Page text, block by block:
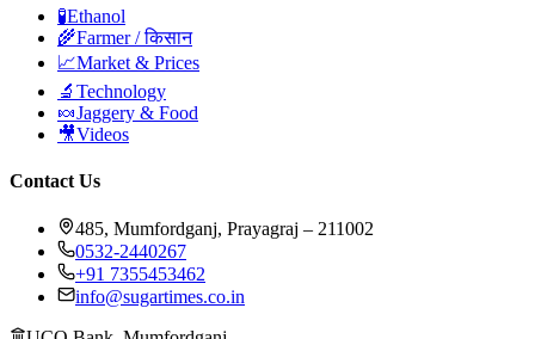
🧪Ethanol
🌾Farmer / किसान
📈Market & Prices
🔬 Technology
🍬Jaggery & Food
🎥Videos
Contact Us
485, Mumfordganj, Prayagraj – 211002
0532-2440267
+91 7355453462
info@sugartimes.co.in